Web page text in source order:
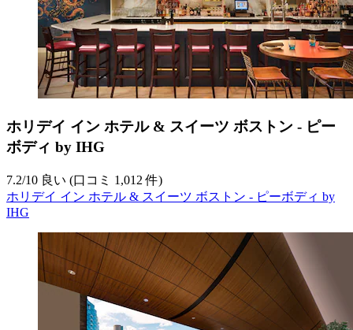
ホリデイ イン ホテル & スイーツ ボストン - ピー
ボディ by IHG
7.2/10 良い (口コミ 1,012 件)
ホリデイ イン ホテル & スイーツ ボストン - ピーボディ by
IHG